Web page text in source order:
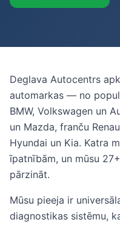
Deglava Autocentrs
automarkas — no
BMW, Volkswagen un
un Mazda, franču
Hyundai un Kia. Katra
īpatnībām, un mūsu
pārzināt.
Mūsu pieeja ir
diagnostikas sistēmu,